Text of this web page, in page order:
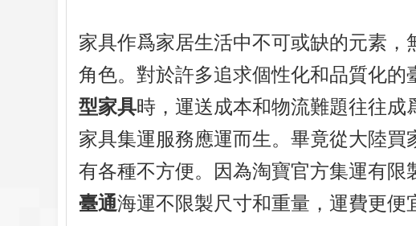
家具作爲家居生活中不可或缺的元素
角色。對於許多追求個性化和品質化的
型家具時，運送成本和物流難題往往
家具集運服務應運而生。畢竟從大陸
有各種不方便。因為淘寶官方集運有限
臺通海運不限製尺寸和重量，運費更便